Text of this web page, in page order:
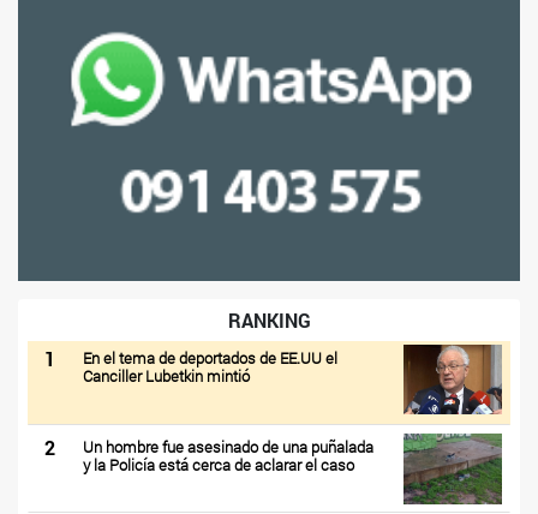
RANKING
1
En el tema de deportados de EE.UU el
Canciller Lubetkin mintió
2
Un hombre fue asesinado de una puñalada
y la Policía está cerca de aclarar el caso